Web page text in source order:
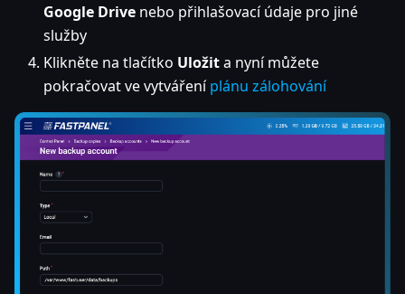
Google Drive nebo přihlašovací údaje pro jiné
služby
Klikněte na tlačítko Uložita nyní můžete
pokračovat ve vytvářeníplánu zálohování